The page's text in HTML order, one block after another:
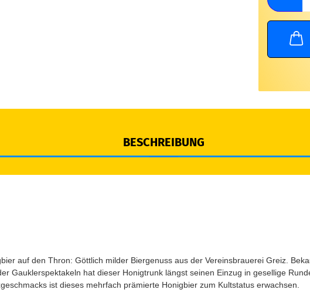
BESCHREIBUNG
auf den Thron: Göttlich milder Biergenuss aus der Vereinsbrauerei Greiz.
Gauklerspektakeln hat dieser Honigtrunk längst seinen Einzug in gesellige
ist dieses mehrfach prämierte Honigbier zum Kultstatus erwachsen.